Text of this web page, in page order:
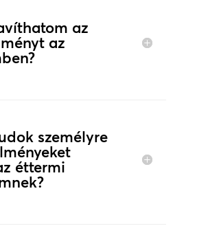
az
az
személyre
éttermi